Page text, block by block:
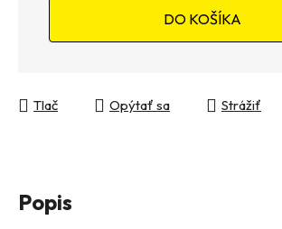
DO KOŠÍKA
Tlač Opýtať sa Strážiť
Popis